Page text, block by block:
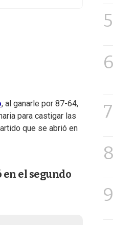
, al ganarle por 87-64,
para castigar las
que se abrió en
el segundo
5
6
7
8
9